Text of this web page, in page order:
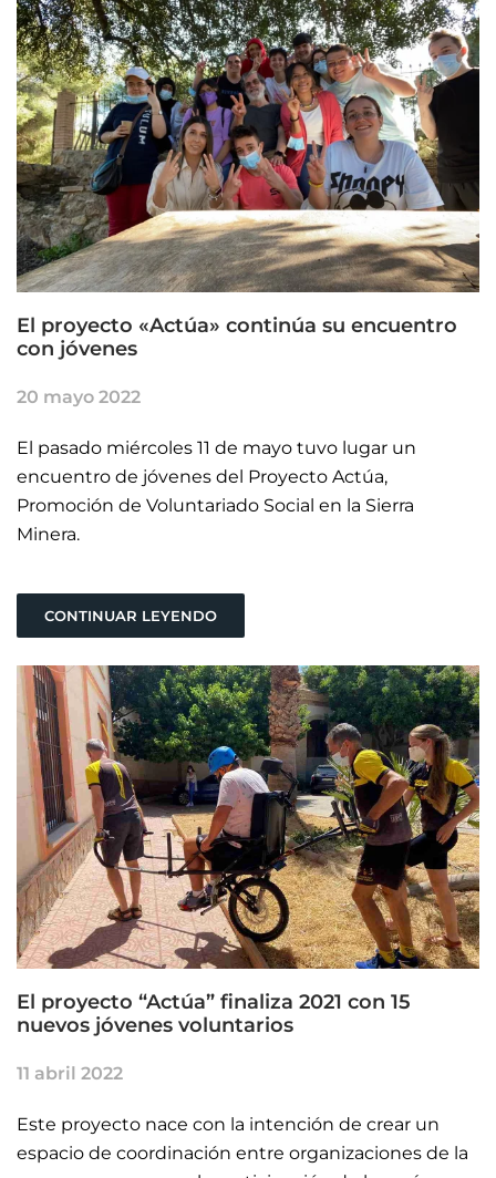
El proyecto «Actúa» continúa su encuentro
con jóvenes
20 mayo 2022
El pasado miércoles 11 de mayo tuvo lugar un
encuentro de jóvenes del Proyecto Actúa,
Promoción de Voluntariado Social en la Sierra
Minera.
CONTINUAR LEYENDO
El proyecto “Actúa” finaliza 2021 con 15
nuevos jóvenes voluntarios
11 abril 2022
Este proyecto nace con la intención de crear un
espacio de coordinación entre organizaciones de la